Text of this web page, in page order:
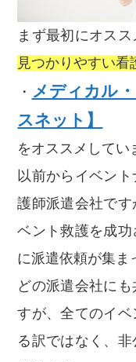
まず最初にオスス
見つかりやすい看
・
メディカル
スネット】
をオススメしてい
以前からイベン
護師派遣会社で
ベント救護を成
に派遣依頼が集ま
どの派遣会社に
すが、全てのイ
る訳ではなく、